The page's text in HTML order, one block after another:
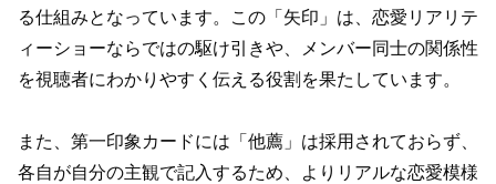
る仕組みとなっています。この「矢印」は、恋愛リアリテ
ィーショーならではの駆け引きや、メンバー同士の関係性
を視聴者にわかりやすく伝える役割を果たしています。
また、第一印象カードには「他薦」は採用されておらず、
各自が自分の主観で記入するため、よりリアルな恋愛模様